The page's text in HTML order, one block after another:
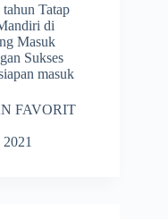
Tatap
di
Masuk
Sukses
masuk
FAVORIT